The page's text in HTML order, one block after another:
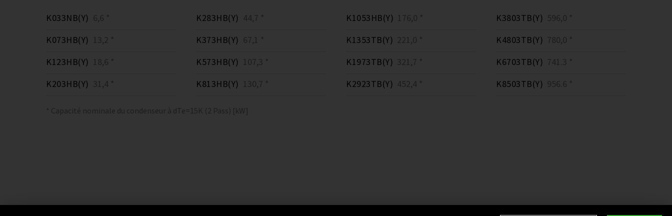
K033NB(Y) 6,6 *
K073HB(Y) 13,2 *
K123HB(Y) 18,6 *
K203HB(Y) 31,4 *
K283HB(Y) 44,7 *
K373HB(Y) 67,1 *
K573HB(Y) 107,3 *
K813HB(Y) 130,7 *
K1053HB(Y) 176,0 *
K1353TB(Y) 221,0 *
K1973TB(Y) 321,7 *
K2923TB(Y) 452,4 *
K3803TB(Y) 596,0 *
K4803TB(Y) 780,0 *
K6703TB(Y) 741.3 *
K8503TB(Y) 956.6 *
* Capacité nominale du condenseur à dTe=15K (2 Pass) [kW]